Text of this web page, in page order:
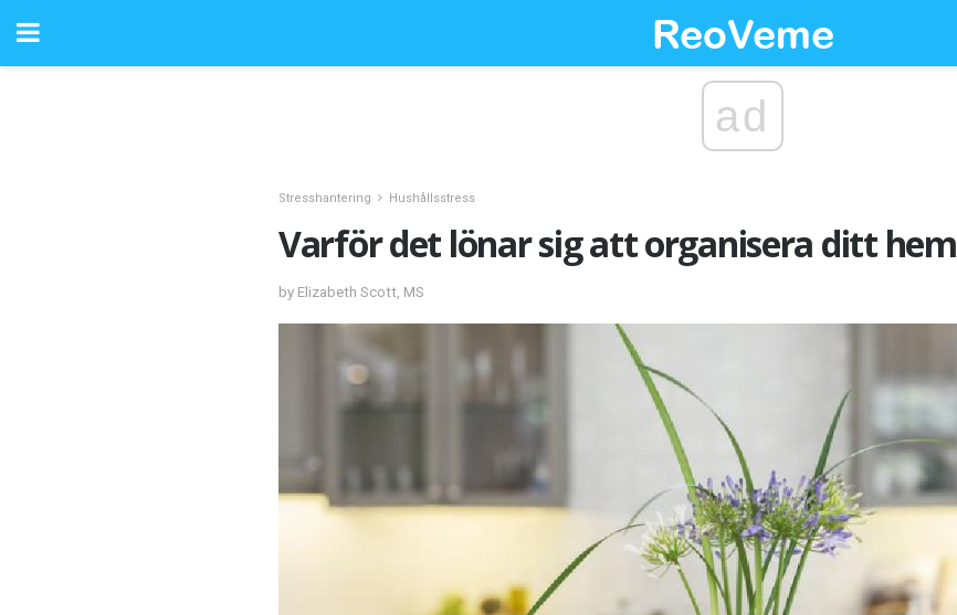
ad
Stresshantering Hushållsstress
Varför det lönar sig att organisera ditt hem
by Elizabeth Scott, MS